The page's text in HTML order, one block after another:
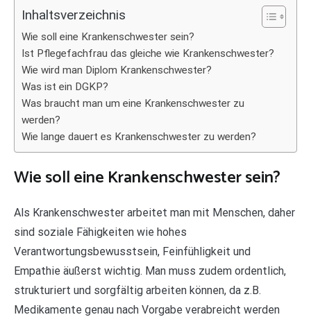
Inhaltsverzeichnis
Wie soll eine Krankenschwester sein?
Ist Pflegefachfrau das gleiche wie Krankenschwester?
Wie wird man Diplom Krankenschwester?
Was ist ein DGKP?
Was braucht man um eine Krankenschwester zu
werden?
Wie lange dauert es Krankenschwester zu werden?
Wie soll eine Krankenschwester sein?
Als Krankenschwester arbeitet man mit Menschen, daher
sind soziale Fähigkeiten wie hohes
Verantwortungsbewusstsein, Feinfühligkeit und
Empathie äußerst wichtig. Man muss zudem ordentlich,
strukturiert und sorgfältig arbeiten können, da z.B.
Medikamente genau nach Vorgabe verabreicht werden